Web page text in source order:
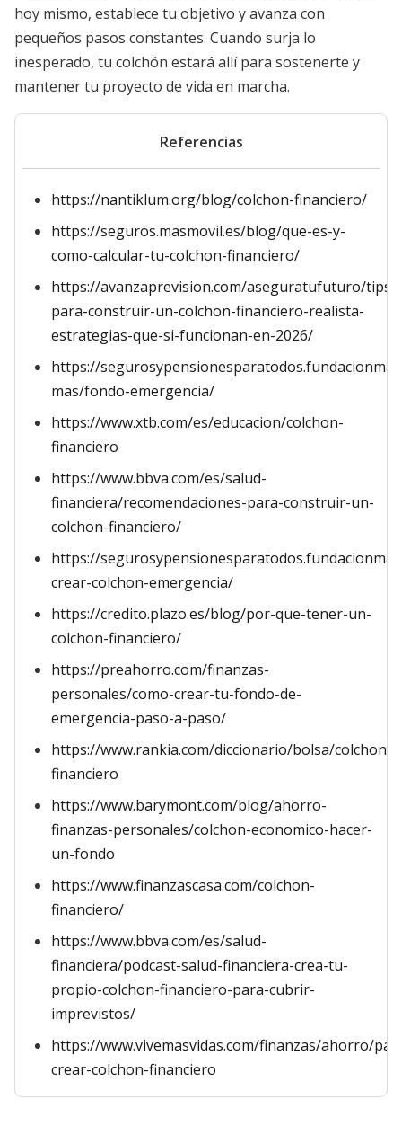
hoy mismo, establece tu objetivo y avanza con
pequeños pasos constantes. Cuando surja lo
inesperado, tu colchón estará allí para sostenerte y
mantener tu proyecto de vida en marcha.
Referencias
https://nantiklum.org/blog/colchon-financiero/
https://seguros.masmovil.es/blog/que-es-y-
como-calcular-tu-colchon-financiero/
https://avanzaprevision.com/aseguratufuturo/tips-
para-construir-un-colchon-financiero-realista-
estrategias-que-si-funcionan-en-2026/
https://
mas/fondo-emergencia/
https://www.xtb.com/es/educacion/colchon-
financiero
https://www.bbva.com/es/salud-
financiera/recomendaciones-para-construir-un-
colchon-financiero/
https://
crear-colchon-emergencia/
https://credito.plazo.es/blog/por-que-tener-un-
colchon-financiero/
https://preahorro.com/finanzas-
personales/como-crear-tu-fondo-de-
emergencia-paso-a-paso/
https://www.rankia.com/diccionario/bolsa/colchon-
financiero
https://www.barymont.com/blog/ahorro-
finanzas-personales/colchon-economico-hacer-
un-fondo
https://www.finanzascasa.com/colchon-
financiero/
https://www.bbva.com/es/salud-
financiera/podcast-salud-financiera-crea-tu-
propio-colchon-financiero-para-cubrir-
imprevistos/
https://www.vivemasvidas.com/finanzas/ahorro/
crear-colchon-financiero